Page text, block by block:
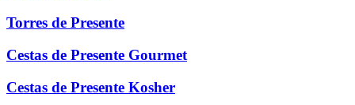
Torres de Presente
Cestas de Presente Gourmet
Cestas de Presente Kosher